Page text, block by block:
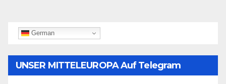
German
UNSER MITTELEUROPA Auf Telegram